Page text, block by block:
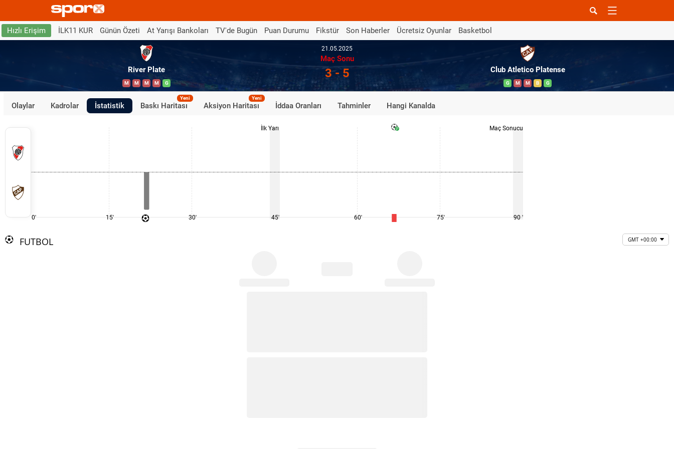
Hızlı Erişim İLK11 KUR Günün Özeti At Yarışı Bankoları TV'de Bugün Puan Durumu Fikstür Son Haberler Ücretsiz Oyunlar Basketbol
River Plate
M M M M G
21.05.2025
Maç Sonu
3 - 5 Club Atletico Platense
G M M B G
Olaylar Kadrolar İstatistik Baskı Haritası
Yeni
Aksiyon Haritası
Yeni
İddaa Oranları Tahminler Hangi Kanalda
0' 15' 30'
İlk Yarı
45' 60' 75'
Maç Sonucu
90 '
FUTBOL GMT +00:00